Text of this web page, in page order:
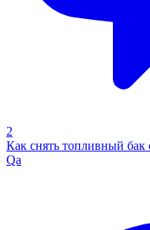
2
Как снять топливный бак
Qa